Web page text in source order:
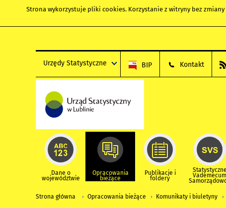
Strona wykorzystuje pliki cookies. Korzystanie z witryny bez
Urzędy Statystyczne BIP Kontakt
Dane o
województwie
Opracowania
bieżące
Publikacje i
foldery
Statystyczne
Vademecum
Strona główna Opracowania bieżące Komunikaty i biuletyny